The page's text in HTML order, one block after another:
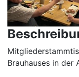
Brauhauses in der